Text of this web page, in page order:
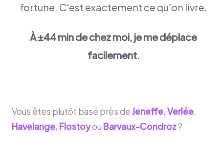
fortune. C'est exactement ce qu'on livre.
À ±44 min de chez moi, je me déplace
facilement.
Vous êtes plutôt basé près deJeneffe, Verlée,
Havelange, Flostoyou Barvaux-Condroz?